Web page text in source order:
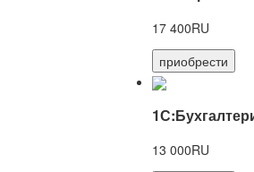
17 400RU
приобрести
13 000RU